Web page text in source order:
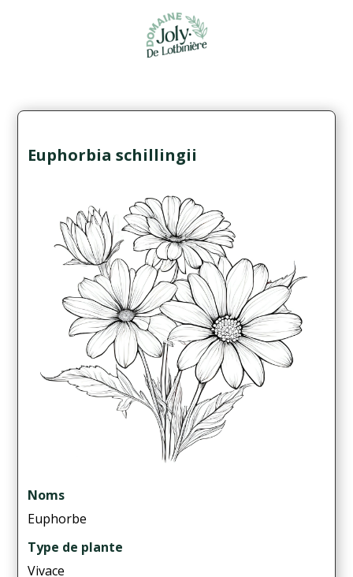
Euphorbia schillingii
Noms
Euphorbe
Type de plante
Vivace